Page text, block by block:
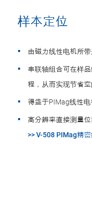
样本定位
由磁力线性电机所
串联轴组合可在样
程，从而实现节省
得益于PIMag线性
高分辨率直接测量
>> V-508 PIMag精